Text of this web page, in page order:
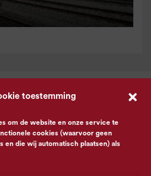
toestemming
om de website en onze service te
cookies (waarvoor geen
en die wij automatisch plaatsen) als